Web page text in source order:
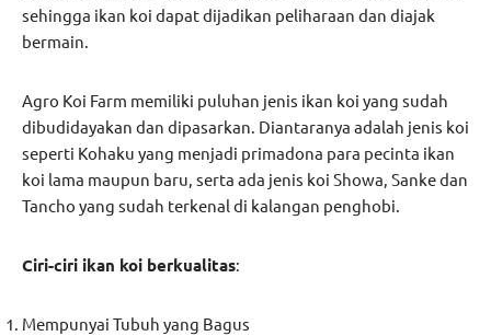
sehingga ikan koi dapat dijadikan peliharaan dan diajak
bermain.
Agro Koi Farm memiliki puluhan jenis ikan koi yang sudah
dibudidayakan dan dipasarkan. Diantaranya adalah jenis koi
seperti Kohaku yang menjadi primadona para pecinta ikan
koi lama maupun baru, serta ada jenis koi Showa, Sanke dan
Tancho yang sudah terkenal di kalangan penghobi.
Ciri-ciri ikan koi berkualitas:
Mempunyai Tubuh yang Bagus